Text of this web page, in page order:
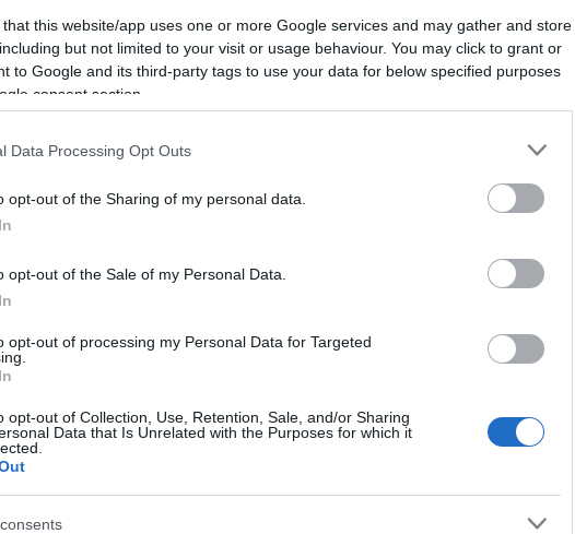
that this website/app uses one or more Google services and may gather and store
but not limited to your visit or usage behaviour. You may click to grant or
to Google and its third-party tags to use your data for below specified purposes
consent section.
Data Processing Opt Outs
opt-out of the Sharing of my personal data.
opt-out of the Sale of my Personal Data.
opt-out of processing my Personal Data for Targeted
opt-out of Collection, Use, Retention, Sale, and/or Sharing
Data that Is Unrelated with the Purposes for which it
talán még
tartható az
Duna vizét némileg felmelegíti